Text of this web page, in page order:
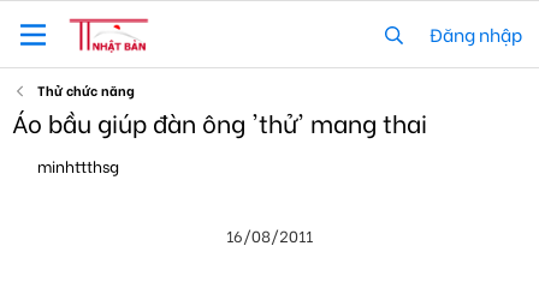
Đăng nhập
Thử chức năng
Áo bầu giúp đàn ông 'thử' mang thai
hminhttthsg
16/08/2011